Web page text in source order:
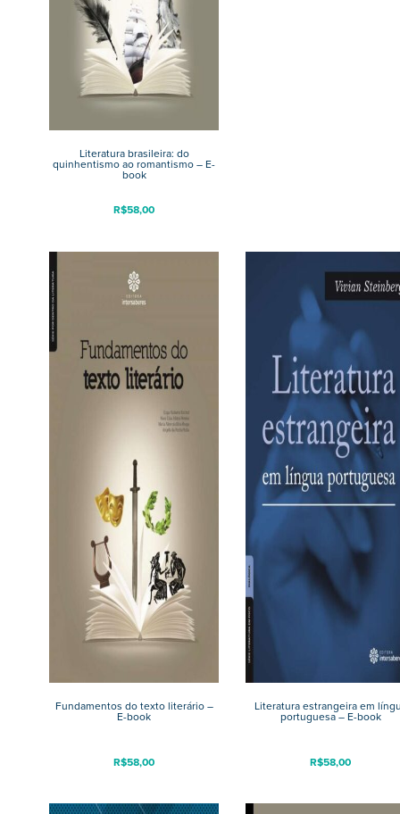
Literatura brasileira: do
quinhentismo ao romantismo – E-
book
R$58,00
Fundamentos do texto literário –
E-book
R$58,00
Literatura estrangeira em
portuguesa – E-book
R$58,00